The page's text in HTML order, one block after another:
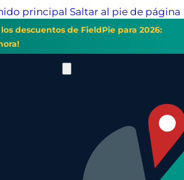
principal Saltar al pie de página
descuentos de FieldPie para 2026: